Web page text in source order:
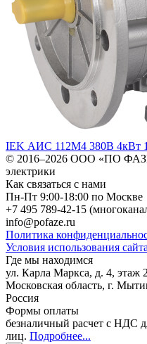
IEK АИС 112M4 380В 4кВт
© 2016–2026 ООО «ПО
электрики
Как связаться с нами
Пн-Пт 9:00-18:00 по Москве
+7 495 789-42-15
info@pofaze.ru
Политика
Условия использования
Где мы находимся
ул. Карла Маркса, д. 4, этаж
Московская область, г.
Россия
Формы оплаты
безналичный расчет с НДС
лиц. Подробнее...